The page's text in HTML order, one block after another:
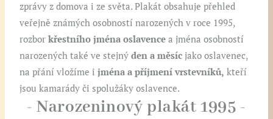
zprávy z domova i ze světa. Plakát obsahuje přehled
veřejně známých osobností narozených v roce 1995,
rozborkřestního jména oslavencea jména osobností
narozených také ve stejnýden a měsícjako oslavenec,
na přání vložíme ijména a příjmení vrstevníků, kteří
jsou kamarády či spolužáky oslavence.
- Narozeninový plakát 1995 -